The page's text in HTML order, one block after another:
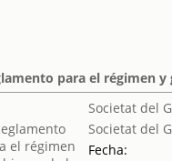
para el régimen
Societat del
Societat del
Fecha: